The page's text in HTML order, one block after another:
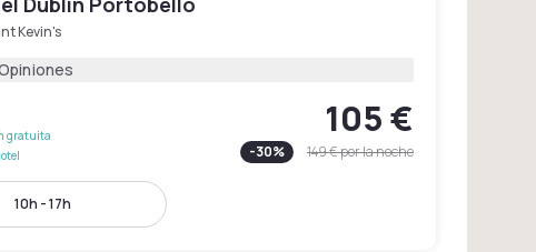
Kevin's
gratuita
105 €
-30% 149 €por la noche
10h - 17h